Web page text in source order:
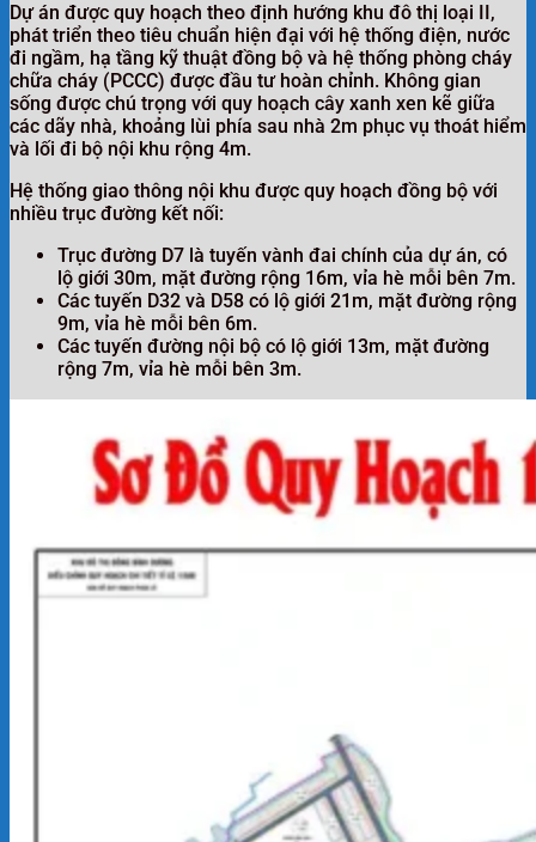
Dự án được quy hoạch theo định hướng khu đô thị loại II,
phát triển theo tiêu chuẩn hiện đại với hệ thống điện, nước
đi ngầm, hạ tầng kỹ thuật đồng bộ và hệ thống phòng cháy
chữa cháy (PCCC) được đầu tư hoàn chỉnh. Không gian
sống được chú trọng với quy hoạch cây xanh xen kẽ giữa
các dãy nhà, khoảng lùi phía sau nhà 2m phục vụ thoát hiểm
và lối đi bộ nội khu rộng 4m.
Hệ thống giao thông nội khu được quy hoạch đồng bộ với
nhiều trục đường kết nối:
Trục đường D7 là tuyến vành đai chính của dự án, có
lộ giới 30m, mặt đường rộng 16m, vỉa hè mỗi bên 7m.
Các tuyến D32 và D58 có lộ giới 21m, mặt đường rộng
9m, vỉa hè mỗi bên 6m.
Các tuyến đường nội bộ có lộ giới 13m, mặt đường
rộng 7m, vỉa hè mỗi bên 3m.